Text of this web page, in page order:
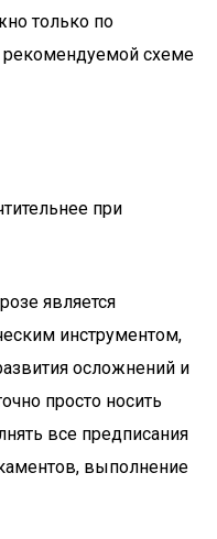
только по
рекомендуемой схеме
при
является
инструментом,
осложнений и
просто носить
все предписания
выполнение